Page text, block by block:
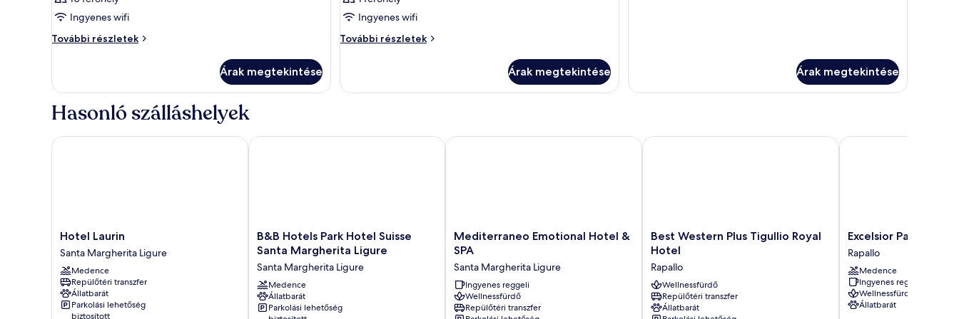
Ingyenes wifi
További részletek
Szoba
Árak megtekintése
Ingyenes wifi
További részletek
Szoba
Árak megtekintése Árak megtekintése
Hasonló szálláshelyek
Hotel
Laurin
Santa
Margherita
Ligure
Hotel Laurin
Santa Margherita Ligure
Medence
Repülőtéri transzfer
Állatbarát
Parkolási lehetőség
biztosított
Hotel Laurin
B&B
Hotels
Hotel
Suisse
Santa
Margherita
B&B Hotels Park Hotel Suisse
Santa Margherita Ligure
Santa Margherita Ligure
Medence
Állatbarát
Parkolási lehetőség
B&B Hotels Park Hotel Suisse Santa Margherita Ligure
Mediterraneo
Emotional
&
SPA
Santa
Margherita
Mediterraneo Emotional Hotel &
SPA
Santa Margherita Ligure
Ingyenes reggeli
Wellnessfürdő
Repülőtéri transzfer
Mediterraneo Emotional Hotel & SPA
Best
Western
Tigullio
Royal
Hotel
Rapallo
Best Western Plus Tigullio Royal
Hotel
Rapallo
Wellnessfürdő
Repülőtéri transzfer
Állatbarát
Best Western Plus Tigullio Royal Hotel
Excelsior
Palace
Portofino
Coast
Rapallo
Excelsior Palace
Rapallo
Medence
Ingyenes reggeli
Wellnessfürdő
Állatbarát
Excelsior Palace